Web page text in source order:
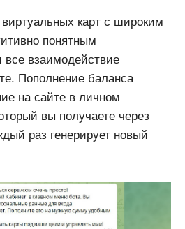
карт с широким
понятным
взаимодействие
Пополнение баланса
на сайте в личном
вы получаете через
раз генерирует новый